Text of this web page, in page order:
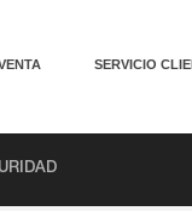
SERVICIO